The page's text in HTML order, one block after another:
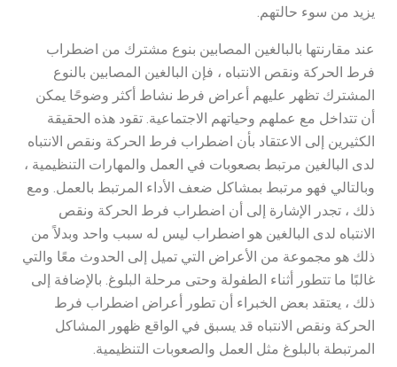
يزيد من سوء حالتهم.
عند مقارنتها بالبالغين المصابين بنوع مشترك من اضطراب
فرط الحركة ونقص الانتباه ، فإن البالغين المصابين بالنوع
المشترك تظهر عليهم أعراض فرط نشاط أكثر وضوحًا يمكن
أن تتداخل مع عملهم وحياتهم الاجتماعية. تقود هذه الحقيقة
الكثيرين إلى الاعتقاد بأن اضطراب فرط الحركة ونقص الانتباه
لدى البالغين مرتبط بصعوبات في العمل والمهارات التنظيمية ،
وبالتالي فهو مرتبط بمشاكل ضعف الأداء المرتبط بالعمل. ومع
ذلك ، تجدر الإشارة إلى أن اضطراب فرط الحركة ونقص
الانتباه لدى البالغين هو اضطراب ليس له سبب واحد وبدلاً من
ذلك هو مجموعة من الأعراض التي تميل إلى الحدوث معًا والتي
غالبًا ما تتطور أثناء الطفولة وحتى مرحلة البلوغ. بالإضافة إلى
ذلك ، يعتقد بعض الخبراء أن تطور أعراض اضطراب فرط
الحركة ونقص الانتباه قد يسبق في الواقع ظهور المشاكل
المرتبطة بالبلوغ مثل العمل والصعوبات التنظيمية.